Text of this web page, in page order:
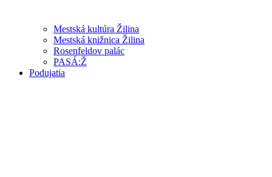
Mestská kultúra Žilina
Mestská knižnica Žilina
Rosenfeldov palác
PASÁ:Ž
Podujatia